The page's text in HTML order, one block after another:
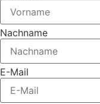
Nachname
E-Mail